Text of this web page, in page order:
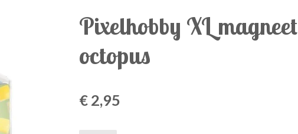
Pixelhobby XL magneet
octopus
€ 2,95